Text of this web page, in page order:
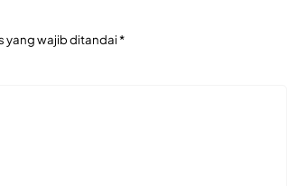
yang wajib ditandai*